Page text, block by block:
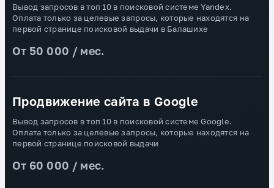
Вывод запросов в топ 10 в поисковой системе Yandex.
Оплата только за целевые запросы, которые находятся на
первой странице поисковой выдачи в Балашихе
От 50 000 / мес.
Продвижение сайта в Google
Вывод запросов в топ 10 в поисковой системе Google.
Оплата только за целевые запросы, которые находятся на
первой странице поисковой выдачи
От 60 000 / мес.